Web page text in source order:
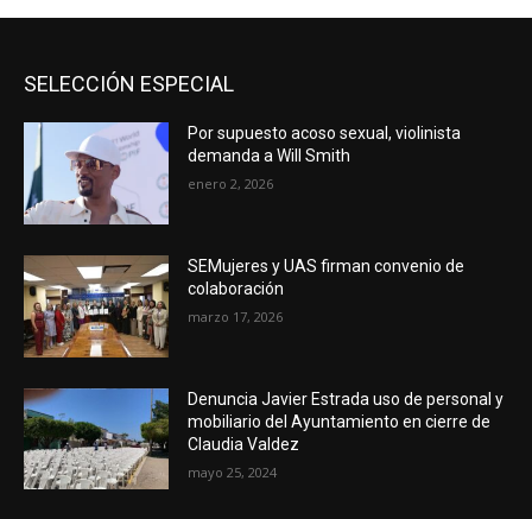
SELECCIÓN ESPECIAL
Por supuesto acoso sexual, violinista
demanda a Will Smith
enero 2, 2026
SEMujeres y UAS firman convenio de
colaboración
marzo 17, 2026
Denuncia Javier Estrada uso de personal y
mobiliario del Ayuntamiento en cierre de
Claudia Valdez
mayo 25, 2024